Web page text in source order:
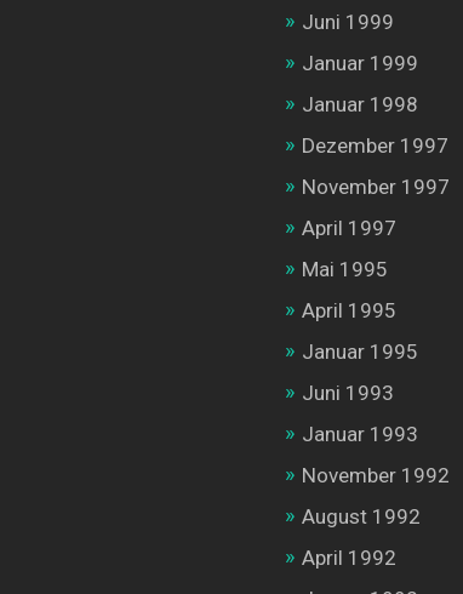
Juni 1999
Januar 1999
Januar 1998
Dezember 1997
November 1997
April 1997
Mai 1995
April 1995
Januar 1995
Juni 1993
Januar 1993
November 1992
August 1992
April 1992